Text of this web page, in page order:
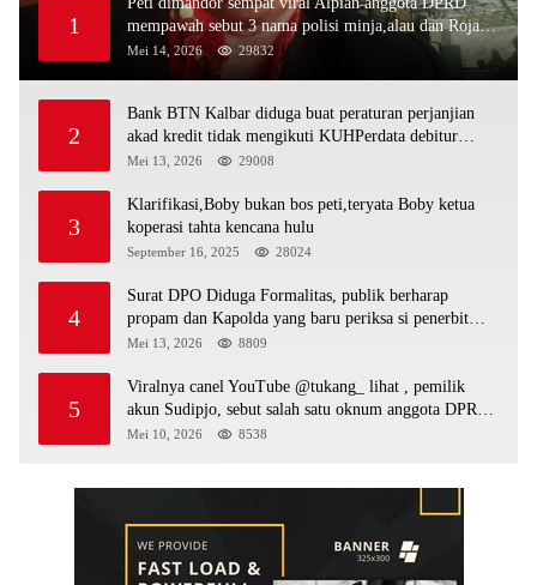
1
mempawah sebut 3 nama polisi minja,alau dan Rojali
sebagai bos peti,Bahkan ada alat berat excavator
Mei 14, 2026 29832
2
Bank BTN Kalbar diduga buat peraturan perjanjian
akad kredit tidak mengikuti KUHPerdata debitur
awam di bentur dengan aturan diduga tanpa dasar
Mei 13, 2026 29008
3
Klarifikasi,Boby bukan bos peti,teryata Boby ketua
koperasi tahta kencana hulu
September 16, 2025 28024
4
Surat DPO Diduga Formalitas, publik berharap
propam dan Kapolda yang baru periksa si penerbit
surat serta Aph diduga lepaskan DPO
Mei 13, 2026 8809
5
Viralnya canel YouTube @tukang_ lihat , pemilik
akun Sudipjo, sebut salah satu oknum anggota DPRD
mempawah terlibat sebagai cukong peti Kapolda yang
Mei 10, 2026 8538